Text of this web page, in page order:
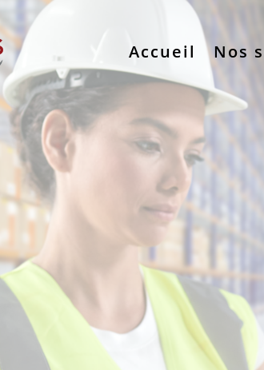
Accueil Nos
SOLUTIONS
UNE GESTION
LOGISTIQUES ET
gestion d’entrepôts et d’ateliers
de la réception à vos